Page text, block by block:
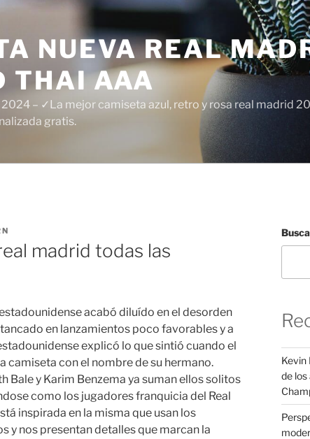
NUEVA REAL
THAI AAA
– ✓La mejor camiseta azul, retro y rosa real madrid
gratis.
madrid todas las
acabó diluído en el desorden
en lanzamientos poco favorables y a
explicó lo que sintió cuando el
camiseta con el nombre de su hermano.
Bale y Karim Benzema ya suman ellos solitos
como los jugadores franquicia del Real
inspirada en la misma que usan los
y nos presentan detalles que marcan la
Kevin
de los